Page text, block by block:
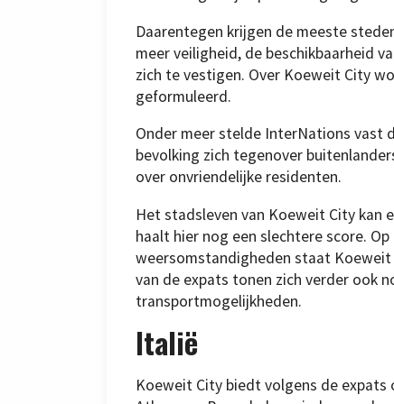
Daarentegen krijgen de meeste
meer veiligheid, de beschikbaarheid
zich te vestigen. Over Koeweit City
geformuleerd.
Onder meer stelde InterNations vast
bevolking zich tegenover
over onvriendelijke residenten.
Het stadsleven van Koeweit City kan
haalt hier nog een slechtere score.
weersomstandigheden staat
van de expats tonen zich verder ook
transportmogelijkheden.
Italië
Koeweit City biedt volgens de expats